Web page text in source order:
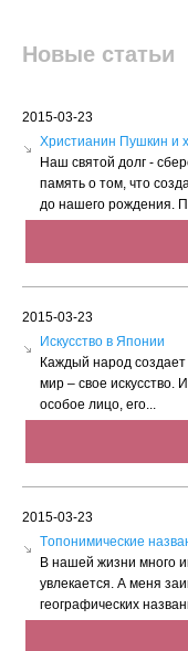
Новые статьи
2015-03-23
Христианин Пушкин и
Наш святой долг -
память о том, что
до нашего рождения.
2015-03-23
Искусство в Японии
Каждый народ
мир – свое искусство.
особое лицо, его...
2015-03-23
Tопонимические
В нашей жизни много
увлекается. А меня
географических